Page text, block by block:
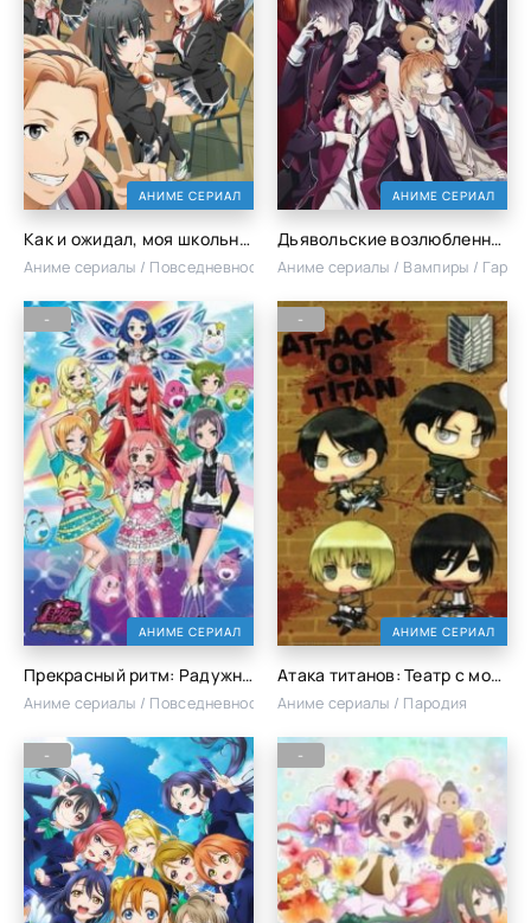
АНИМЕ СЕРИАЛ
Как и ожидал, моя школьная романтическая жизнь не удалась [ТВ-1]
Аниме сериалы / Повседневность / Романтика / Школа
АНИМЕ СЕРИАЛ
Дьявольские возлюбленные [ТВ-1]
Аниме сериалы / Вампиры /
АНИМЕ СЕРИАЛ
-
Прекрасный ритм: Радужная жизнь
Аниме сериалы / Повседневность / Сёдзё
АНИМЕ СЕРИАЛ
-
Атака титанов: Театр с монстрами — Вперёд, кадетский корпус!
Аниме сериалы / Пародия
- -